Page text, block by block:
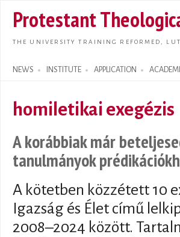
Protestant
THE UNIVERSITY TRAINING REFORMED,
NEWS INSTITUTE APPLICATION
Search form
homiletikai exegézis
A korábbiak már
tanulmányok
A kötetben közzétett 10
Igazság és Élet című
2008–2024 között.